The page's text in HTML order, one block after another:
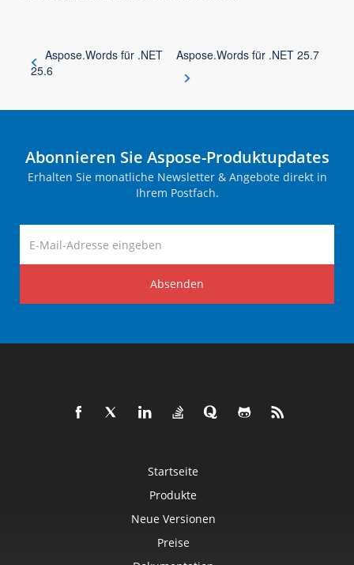
Aspose.Words für .NET
25.6
Aspose.Words für .NET 25.7
Abonnieren Sie Aspose-Produktupdates
Erhalten Sie monatliche Newsletter & Angebote direkt in
Ihrem Postfach.
Absenden
Startseite
Produkte
Neue Versionen
Preise